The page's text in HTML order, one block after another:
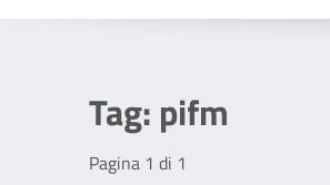
Tag: pifm
Pagina 1 di 1